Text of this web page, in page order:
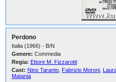
Perdono
Italia (1966) - B/N
Genere: Commedia
Regia: Ettore M. Fizzarotti
Cast: Nino Taranto Fabrizio Moroni
Matania